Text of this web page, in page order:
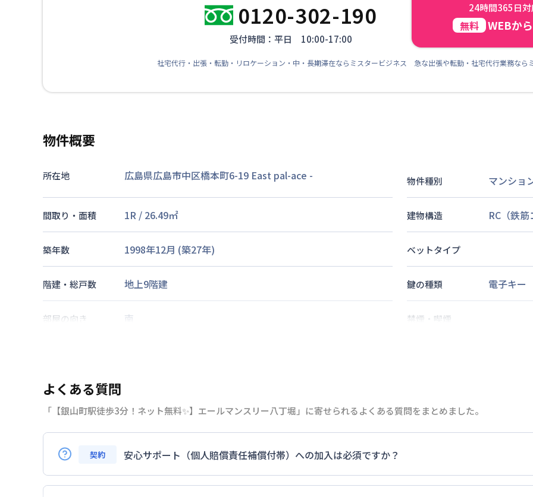
0120-302-190
受付時間：平日 10:00-17:00
24時間365日
無料 WEBか
社宅代行・出張・転勤・リロケーション・中・長期滞在ならミスタービジネス 急な出張や転勤・社宅代行業務なら
物件概要
所在地 広島県広島市中区橋本町6-19 East pal-ace - 物件種別 マンショ
間取り・面積 1R / 26.49㎡ 建物構造 RC（鉄
築年数 1998年12月 (築27年) ベットタイプ
階建・総戸数 地上9階建 鍵の種類 電子キー
部屋の向き 南 禁煙・喫煙
情報更新日 2026年7月24日
よくある質問
「【銀山町駅徒歩3分！ネット無料✨】エールマンスリー八丁堀」に寄せられるよくある質問をまとめました。
契約
安心サポート（個人賠償責任補償付帯）への加入は必須ですか？
はい。安心サポートへの加入は必須となります。料金プランでは清掃料欄に期間によって設定されている